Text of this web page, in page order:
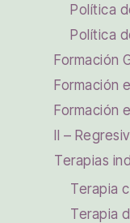
Política
Política
Formación
Formación
Formación
II –
Terapias
Terapia
Terapia